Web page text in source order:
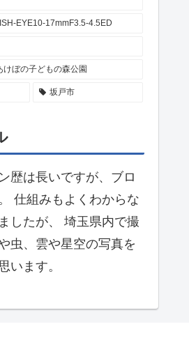
EYE10-17mmF3.5-4.5ED
けぼの子どもの森公園
坂戸市
歴は長いですが、ブロ
仕組みもよくわからな
したが、 埼玉県内で撮
虫、雲や星空の写真を
います。